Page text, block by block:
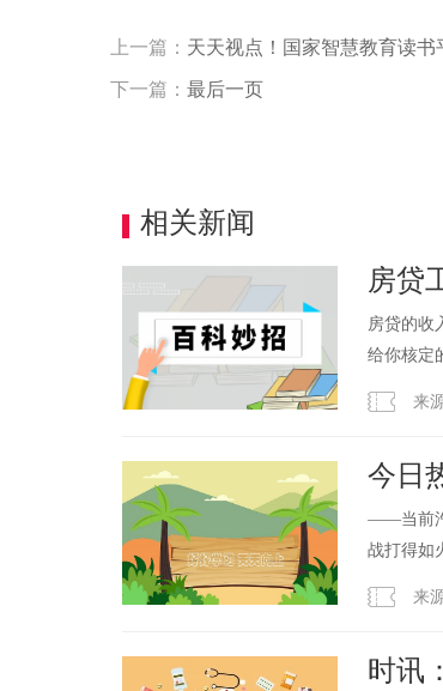
上一篇： 天天视点！国家智慧教育读书
下一篇： 最后一页
相关新闻
房贷
本
房贷的收
给你核定
来
今日
——当前汽
战打得如
来
时讯